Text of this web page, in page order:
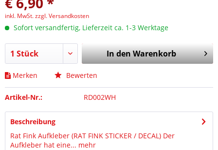
inkl. MwSt.zzgl. Versandkosten
Sofort versandfertig, Lieferzeit ca. 1-3 Werktage
In denWarenkorb
Merken Bewerten
Artikel-Nr.: RD002WH
Beschreibung
Rat Fink Aufkleber (RAT FINK STICKER / DECAL) Der
Aufkleber hat eine... mehr